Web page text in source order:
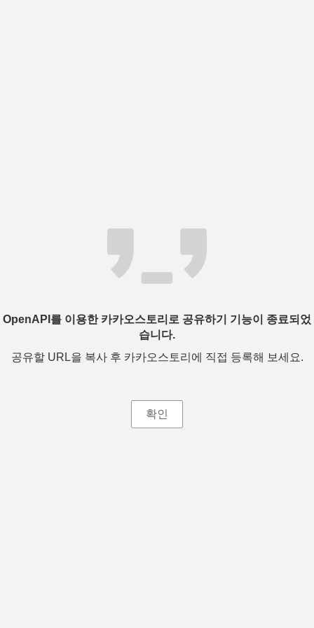
OpenAPI를 이용한 카카오스토리로 공유하기 기능이 종료되었
습니다.
공유할 URL을 복사 후 카카오스토리에 직접 등록해 보세요.
확인